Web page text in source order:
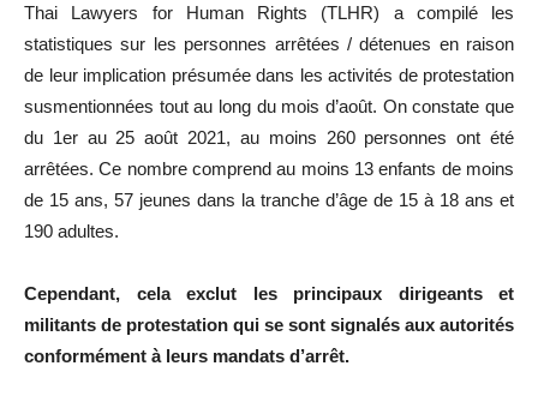
Thai Lawyers for Human Rights (TLHR) a compilé les
statistiques sur les personnes arrêtées / détenues en raison
de leur implication présumée dans les activités de protestation
susmentionnées tout au long du mois d’août. On constate que
du 1er au 25 août 2021, au moins 260 personnes ont été
arrêtées. Ce nombre comprend au moins 13 enfants de moins
de 15 ans, 57 jeunes dans la tranche d’âge de 15 à 18 ans et
190 adultes.
Cependant, cela exclut les principaux dirigeants et
militants de protestation qui se sont signalés aux autorités
conformément à leurs mandats d’arrêt.